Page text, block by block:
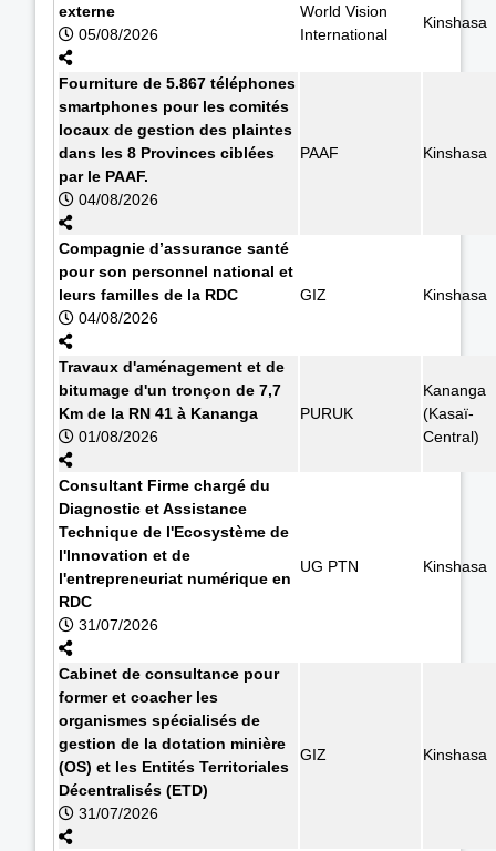
externe
05/08/2026
World Vision
International
Kinshasa
Fourniture de 5.867 téléphones
smartphones pour les comités
locaux de gestion des plaintes
dans les 8 Provinces ciblées
par le PAAF.
04/08/2026
PAAF Kinshasa
Compagnie d’assurance santé
pour son personnel national et
leurs familles de la RDC
04/08/2026
GIZ Kinshasa
Travaux d'aménagement et de
bitumage d'un tronçon de 7,7
Km de la RN 41 à Kananga
01/08/2026
PURUK
Kananga
(Kasaï-
Central)
Consultant Firme chargé du
Diagnostic et Assistance
Technique de l'Ecosystème de
l'Innovation et de
l'entrepreneuriat numérique en
RDC
31/07/2026
UG PTN Kinshasa
Cabinet de consultance pour
former et coacher les
organismes spécialisés de
gestion de la dotation minière
(OS) et les Entités Territoriales
Décentralisés (ETD)
31/07/2026
GIZ Kinshasa